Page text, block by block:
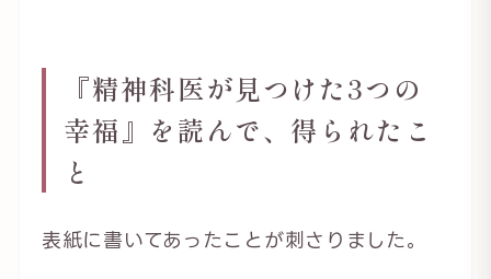
『精神科医が見つけた3つの
幸福』を読んで、得られたこ
と
表紙に書いてあったことが刺さりました。